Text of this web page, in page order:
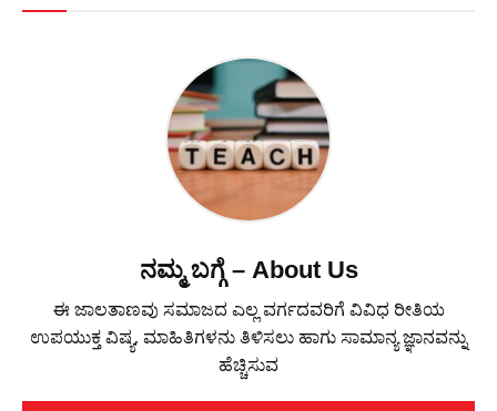
ನಮ್ಮ ಬಗ್ಗೆ – About Us
ಈ ಜಾಲತಾಣವು ಸಮಾಜದ ಎಲ್ಲ ವರ್ಗದವರಿಗೆ ವಿವಿಧ ರೀತಿಯ
ಉಪಯುಕ್ತ ವಿಷ್ಯ, ಮಾಹಿತಿಗಳನು ತಿಳಿಸಲು ಹಾಗು ಸಾಮಾನ್ಯ ಜ್ಞಾನವನ್ನು
ಹೆಚ್ಚಿಸುವ